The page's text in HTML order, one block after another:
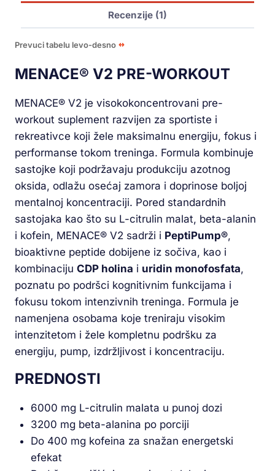
Recenzije (1)
Prevuci tabelu levo-desno
MENACE® V2 PRE-WORKOUT
MENACE® V2 je visokokoncentrovani pre-
workout suplement razvijen za sportiste i
rekreativce koji žele maksimalnu energiju, fokus i
performanse tokom treninga. Formula kombinuje
sastojke koji podržavaju produkciju azotnog
oksida, odlažu osećaj zamora i doprinose boljoj
mentalnoj koncentraciji. Pored standardnih
sastojaka kao što su L-citrulin malat, beta-alanin
i kofein, MENACE® V2 sadrži i PeptiPump®,
bioaktivne peptide dobijene iz sočiva, kao i
kombinaciju CDP holina i uridin monofosfata,
poznatu po podršci kognitivnim funkcijama i
fokusu tokom intenzivnih treninga. Formula je
namenjena osobama koje treniraju visokim
intenzitetom i žele kompletnu podršku za
energiju, pump, izdržljivost i koncentraciju.
PREDNOSTI
6000 mg L-citrulin malata u punoj dozi
3200 mg beta-alanina po porciji
Do 400 mg kofeina za snažan energetski
efekat